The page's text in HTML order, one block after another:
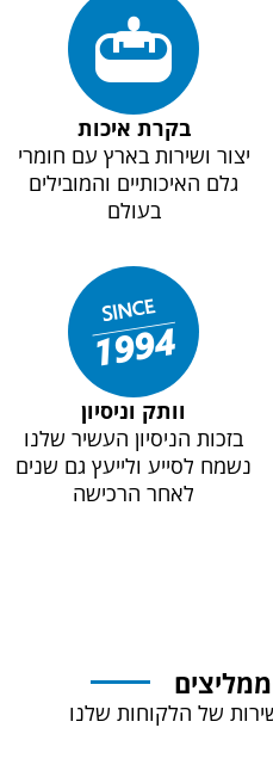
בקרת איכות
יצור ושירות בארץ עם חומרי
גלם האיכותיים והמובילים
בעולם
וותק וניסיון
בזכות הניסיון העשיר שלנו
נשמח לסייע ולייעץ גם שנים
לאחר הרכישה
של הלקוחות שלנו